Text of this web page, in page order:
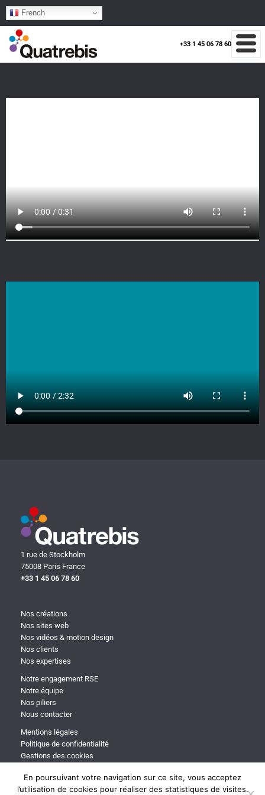
French
+33 1 45 06 78 60
1 rue de Stockholm
75008 Paris France
+33 1 45 06 78 60
Nos créations
Nos sites web
Nos vidéos & motion design
Nos clients
Nos expertises
Notre engagement RSE
Notre équipe
Nos piliers
Nous contacter
Mentions légales
Politique de confidentialité
Gestions des cookies
En poursuivant votre navigation sur ce site, vous acceptez
l’utilisation de cookies pour réaliser des statistiques de visites.